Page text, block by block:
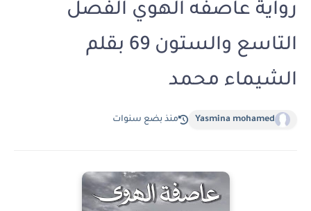
رواية عاصفه الهوي الفصل
التاسع والستون 69 بقلم
الشيماء محمد
Yasmina mohamed منذ بضع سنوات